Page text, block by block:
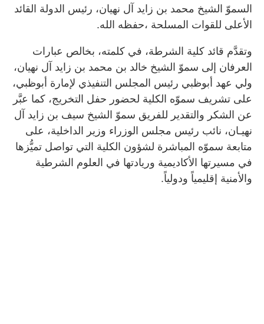
السموّ الشيخ محمد بن زايد آل نهيان، رئيس الدولة القائد
الأعلى للقوات المسلحة ،حفظه الله.
وتقدَّم قائد كلية الشرطة، في كلمته، بخالص عبارات
العرفان إلى سموّ الشيخ خالد بن محمد بن زايد آل نهيان،
ولي عهد أبوظبي رئيس المجلس التنفيذي لإمارة أبوظبي،
على تشريف سموّه الكلية لحضور حفل التخريج، كما عبَّر
عن الشكر والتقدير للفريق سموّ الشيخ سيف بن زايد آل
نهيـان، نائب رئيس مجلس الوزراء وزير الداخلية، على
متابعة سموّه المباشرة لشؤون الكلية التي تواصل تميُّزها
في مسيرتها الأكاديمية وريادتها في العلوم الشرطية
والأمنية إقليمياً ودولياً.